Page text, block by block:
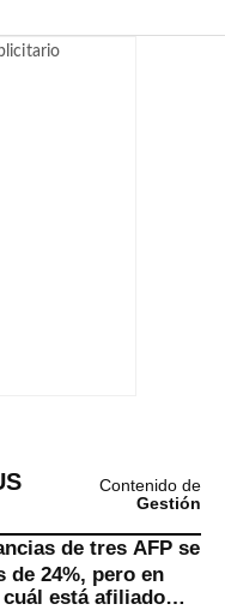
Contenido de
Gestión
de tres AFP se
de 24%, pero en
cuál está afiliado